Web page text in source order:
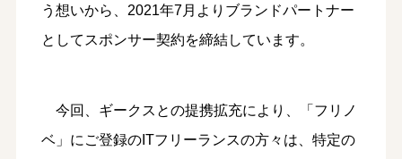
う想いから、2021年7月よりブランドパートナー
としてスポンサー契約を締結しています。
今回、ギークスとの提携拡充により、「フリノ
ベ」にご登録のITフリーランスの方々は、特定の